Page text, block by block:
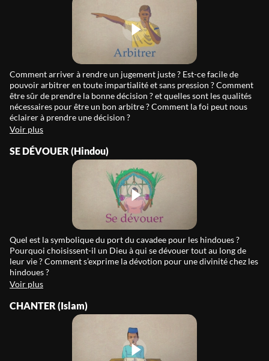
Comment arriver à rendre un jugement juste ? Est-ce facile de
pouvoir arbitrer en toute impartialité et sans pression ? Comment
être sûr de prendre la bonne décision ? et quelles sont les qualités
nécessaires pour être un bon arbitre ? Comment la foi peut nous
éclairer à prendre une décision ?
Voir plus
SE DÉVOUER (Hindou)
Quel est la symbolique du port du cavadee pour les hindoues ?
Pourquoi choisissent-il un Dieu à qui se dévouer tout au long de
leur vie ? Comment s’exprime la dévotion pour une divinité chez les
hindoues ?
Voir plus
CHANTER (Islam)